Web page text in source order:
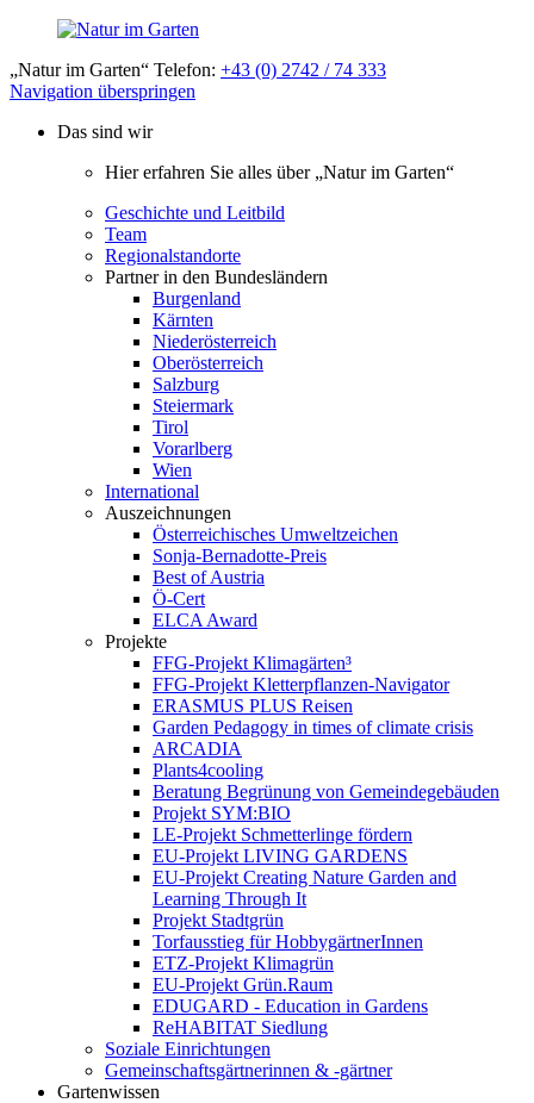
„Natur im Garten“ Telefon: +43 (0) 2742 / 74 333
Navigation überspringen
Das sind wir
Hier erfahren Sie alles über „Natur im Garten“
Geschichte und Leitbild
Team
Regionalstandorte
Partner in den Bundesländern
Burgenland
Kärnten
Niederösterreich
Oberösterreich
Salzburg
Steiermark
Tirol
Vorarlberg
Wien
International
Auszeichnungen
Österreichisches Umweltzeichen
Sonja-Bernadotte-Preis
Best of Austria
Ö-Cert
ELCA Award
Projekte
FFG-Projekt Klimagärten³
FFG-Projekt Kletterpflanzen-Navigator
ERASMUS PLUS Reisen
Garden Pedagogy in times of climate crisis
ARCADIA
Plants4cooling
Beratung Begrünung von Gemeindegebäuden
Projekt SYM:BIO
LE-Projekt Schmetterlinge fördern
EU-Projekt LIVING GARDENS
EU-Projekt Creating Nature Garden and
Learning Through It
Projekt Stadtgrün
Torfausstieg für HobbygärtnerInnen
ETZ-Projekt Klimagrün
EU-Projekt Grün.Raum
EDUGARD - Education in Gardens
ReHABITAT Siedlung
Soziale Einrichtungen
Gemeinschaftsgärtnerinnen & -gärtner
Gartenwissen